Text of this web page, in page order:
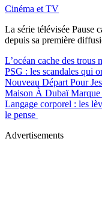
Cinéma et TV
La série télévisée Pause
depuis sa première
L’océan cache des trous
PSG : les scandales qui
Nouveau Départ Pour
Maison À Dubaï
Langage corporel : les
le pense
Advertisements